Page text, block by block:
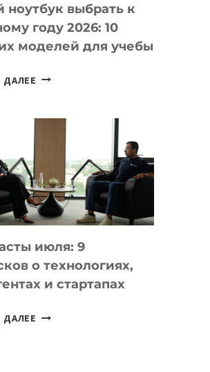
КОДА
ноутбук выбрать к
году 2026: 10
моделей для учебы
ДАЛЕЕ КАКОЙ
2026:
10
ЛУЧШИХ
ДЛЯ
УЧЕБЫ
июля: 9
о технологиях,
и стартапах
ДАЛЕЕ ПОДКАСТЫ